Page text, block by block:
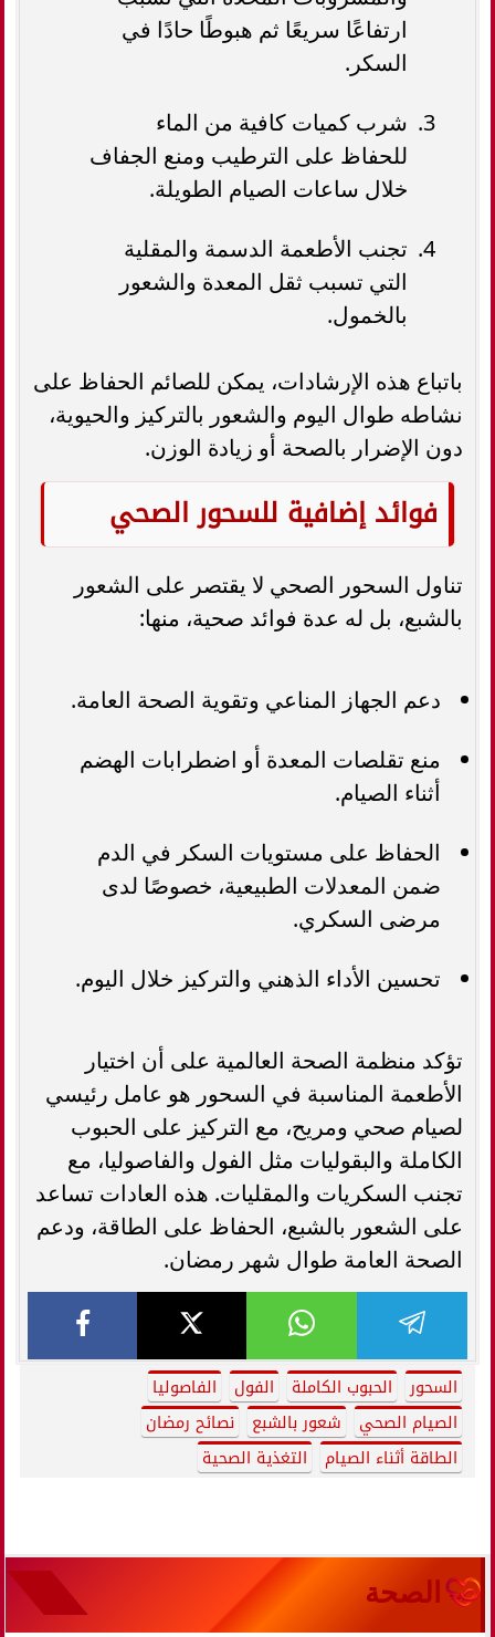
ارتفاعًا سريعًا ثم هبوطًا حادًا في
السكر.
شرب كميات كافية من الماء
للحفاظ على الترطيب ومنع الجفاف
خلال ساعات الصيام الطويلة.
تجنب الأطعمة الدسمة والمقلية
التي تسبب ثقل المعدة والشعور
بالخمول.
باتباع هذه الإرشادات، يمكن للصائم الحفاظ على
نشاطه طوال اليوم والشعور بالتركيز والحيوية،
دون الإضرار بالصحة أو زيادة الوزن.
فوائد إضافية للسحور الصحي
تناول السحور الصحي لا يقتصر على الشعور
بالشبع، بل له عدة فوائد صحية، منها:
دعم الجهاز المناعي وتقوية الصحة العامة.
منع تقلصات المعدة أو اضطرابات الهضم
أثناء الصيام.
الحفاظ على مستويات السكر في الدم
ضمن المعدلات الطبيعية، خصوصًا لدى
مرضى السكري.
تحسين الأداء الذهني والتركيز خلال اليوم.
تؤكد منظمة الصحة العالمية على أن اختيار
الأطعمة المناسبة في السحور هو عامل رئيسي
لصيام صحي ومريح، مع التركيز على الحبوب
الكاملة والبقوليات مثل الفول والفاصوليا، مع
تجنب السكريات والمقليات. هذه العادات تساعد
على الشعور بالشبع، الحفاظ على الطاقة، ودعم
الصحة العامة طوال شهر رمضان.
السحور الحبوب الكاملة الفول
الفاصوليا
الصيام الصحي
شعور بالشبع
نصائح رمضان
الطاقة أثناء الصيام
التغذية الصحية
الصحة